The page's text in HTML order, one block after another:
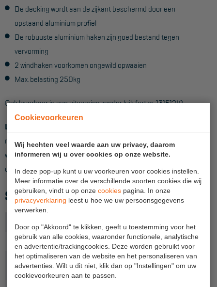
Cookievoorkeuren
Wij hechten veel waarde aan uw privacy, daarom
informeren wij u over cookies op onze website.
In deze pop-up kunt u uw voorkeuren voor cookies instellen.
Meer informatie over de verschillende soorten cookies die wij
gebruiken, vindt u op onze cookies pagina. In onze
privacyverklaring leest u hoe we uw persoonsgegevens
verwerken.
Door op "Akkoord" te klikken, geeft u toestemming voor het
gebruik van alle cookies, waaronder functionele, analytische
en advertentie/trackingcookies. Deze worden gebruikt voor
het optimaliseren van de website en het personaliseren van
advertenties. Wilt u dit niet, klik dan op "Instellingen" om uw
cookievoorkeuren aan te passen.
Steiger overkapping
Hangbruginstallaties
Schilderwerkzaamheden
Gevelrenovatie
Industrieel onderhoud
Hoogwerkers
Telescoop hoogwerkers
Knikarmhoogwerkers
Spinhoogwerkers
Schaarhoogwerkers
Masthoogwerkers
Project toepassingen
Laagbouw
Hoogbouw
De decking wordt aan de zijkant beschermd door een
opstaand aluminium profiel
De robuuste aluminium haken zijn goed bestand tegen
vervorming
2 windhaken voorkomen ongewild opwaaien
Max. belasting 250kg
Ook leverbaar in een uitvoering zonder luik (art.nr. 131512K).
Let op!
met andere Primus rolsteigeronderdelen. De maatvoering
wijkt af van standaard Sky-Line en Pro-Line rolsteiger
onderdelen.
SPECIFICATIES
Soort platform Houten platform
Platformlengte
(m)
2,50